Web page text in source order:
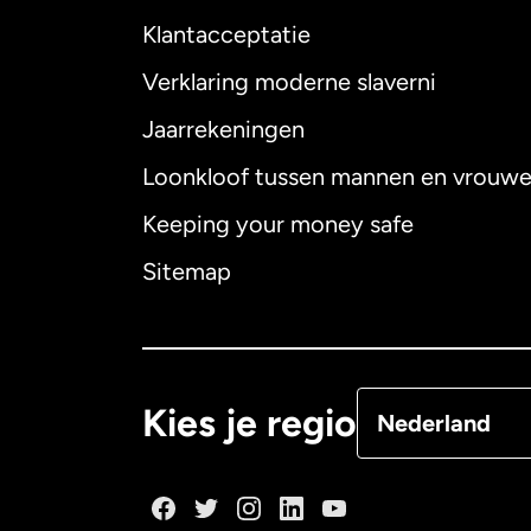
Klantacceptatie
Verklaring moderne slaverni
Jaarrekeningen
Loonkloof tussen mannen en
Keeping your money safe
Sitemap
Kies je regio Nederland
Australië